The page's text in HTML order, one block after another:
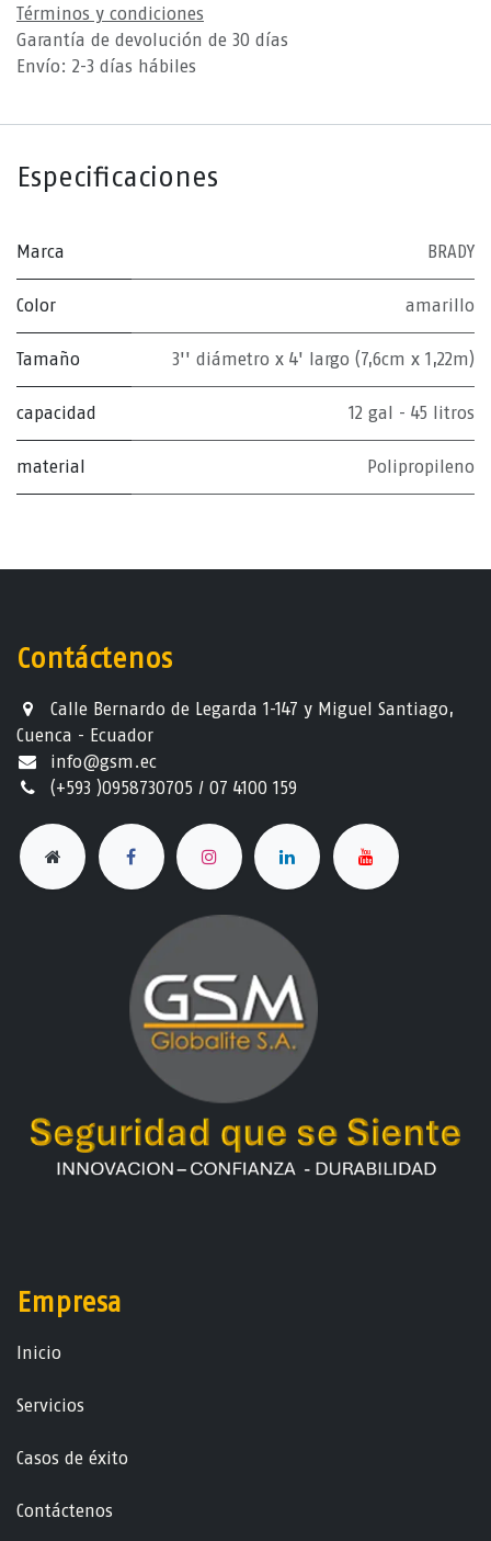
Términos y condiciones
Garantía de devolución de 30 días
Envío: 2-3 días hábiles
Especificaciones
Marca BRADY
Color amarillo
Tamaño 3'' diámetro x 4' largo (7,6cm x 1,22m)
capacidad 12 gal - 45 litros
material Polipropileno
Contáctenos
Calle Bernardo de Legarda 1-147 y Miguel Santiago,
Cuenca - Ecuador
info@gsm.ec​
(+593 )0958730705 / 07 4100 159
Empresa
Ini​ci​o
Servicios
Casos de éxito
Contáctenos